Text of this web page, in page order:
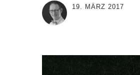
19. MÄRZ 2017